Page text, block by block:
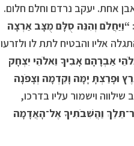
אחת. יעקב נרדם וחלם חלום.
“וַיַּחֲלֹם וְהִנֵּה סֻלָּם מֻצָּב אַרְצָה
אליו והבטיח לתת לו ולזרעו
אַבְרָהָם אָבִיךָ וֵאלֹהֵי יִצְחָק
וּפָרַצְתָּ יָמָּה וָקֵדְמָה וְצָפֹנָה
וישמור עליו בדרכו,
וַהֲשִׁבֹתִיךָ אֶל־הָאֲדָמָה